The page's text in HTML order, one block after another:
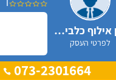
ניצן אילוף כלבים על הכנרת
לפרטי העסק
073-2301664